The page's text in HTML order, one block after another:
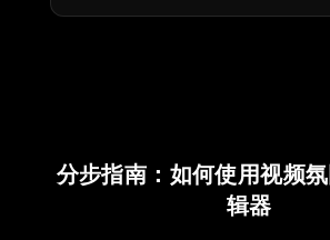
分步指南：如何使用视频
辑器